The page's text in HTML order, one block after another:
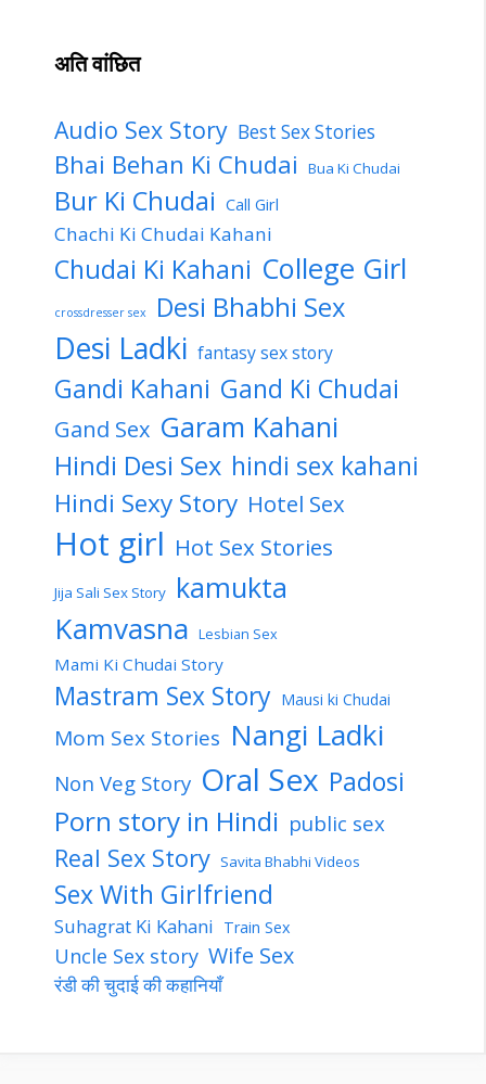
अति वांछित
Audio Sex Story Best Sex Stories
Bhai Behan Ki Chudai Bua Ki Chudai
Bur Ki Chudai Call Girl
Chachi Ki Chudai Kahani
Chudai Ki Kahani College Girl
crossdresser sex Desi Bhabhi Sex
Desi Ladki fantasy sex story
Gandi Kahani Gand Ki Chudai
Gand Sex Garam Kahani
Hindi Desi Sex hindi sex kahani
Hindi Sexy Story Hotel Sex
Hot girl Hot Sex Stories
Jija Sali Sex Story kamukta
Kamvasna Lesbian Sex
Mami Ki Chudai Story
Mastram Sex Story Mausi ki Chudai
Mom Sex Stories Nangi Ladki
Non Veg Story Oral Sex Padosi
Porn story in Hindi public sex
Real Sex Story Savita Bhabhi Videos
Sex With Girlfriend
Suhagrat Ki Kahani Train Sex
Uncle Sex story Wife Sex
रंडी की चुदाई की कहानियाँ